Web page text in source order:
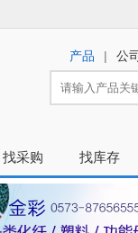
产品 | 公
找采购 找库存